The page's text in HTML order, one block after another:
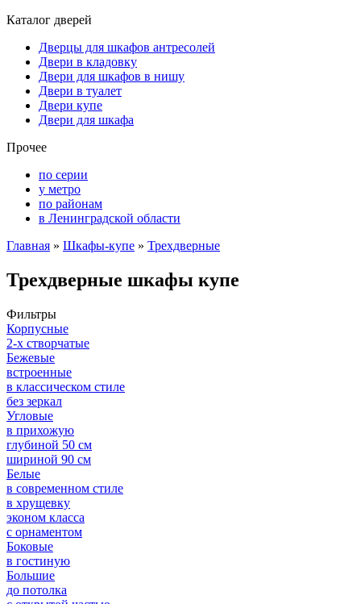
Каталог дверей
Дверцы для шкафов антресолей
Двери в кладовку
Двери для шкафов в нишу
Двери в туалет
Двери купе
Двери для шкафа
Прочее
по серии
у метро
по районам
в Ленинградской области
Главная » Шкафы-купе » Трехдверные
Трехдверные шкафы купе
Фильтры
Корпусные
2-х створчатые
Бежевые
встроенные
в классическом стиле
без зеркал
Угловые
в прихожую
глубиной 50 см
шириной 90 см
Белые
в современном стиле
в хрущевку
эконом класса
с орнаментом
Боковые
в гостиную
Большие
до потолка